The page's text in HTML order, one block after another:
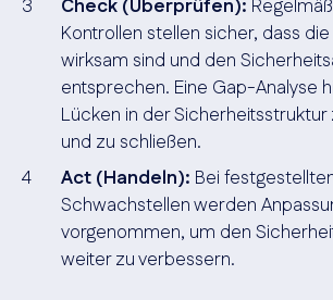
Check (Überprüfen):
Kontrollen stellen sicher, dass
wirksam sind und den
entsprechen. Eine Gap-Analyse
Lücken in der
und zu schließen.
Act (Handeln): Bei
Schwachstellen werden
vorgenommen, um den
weiter zu verbessern.